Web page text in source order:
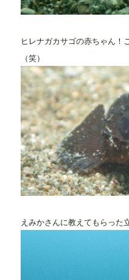
ヒレナガカサゴの赤ちゃん！
（笑）
えみかさんに教えてもらった